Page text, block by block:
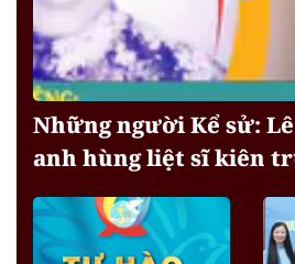
Những người Kể sử:
anh hùng liệt sĩ kiên